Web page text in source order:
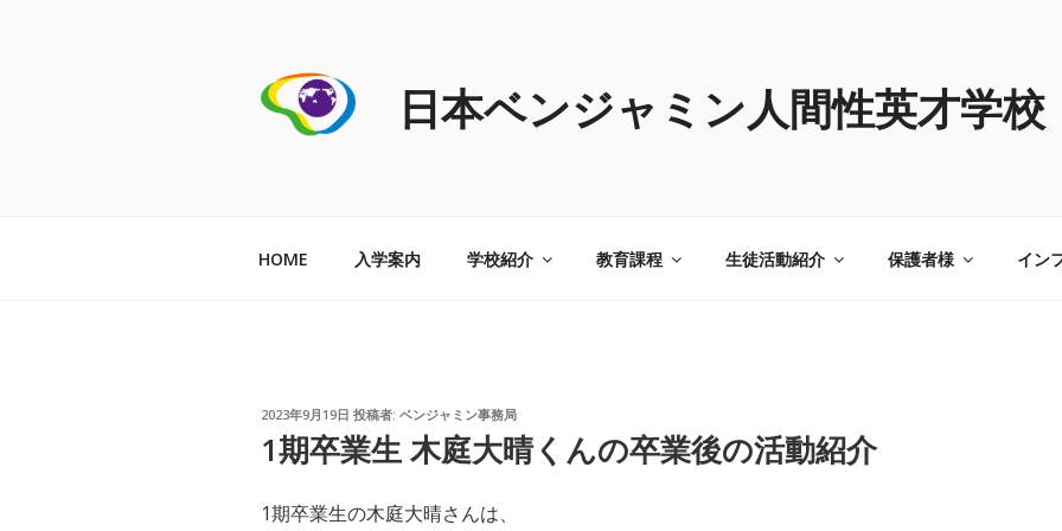
日本ベンジャミン人間性英才学校
HOME 入学案内 学校紹介 教育課程 生徒活動紹介 保護者様 イン
投
日:
2023年9月19日 投稿者: ベンジャミン事務局
1期卒業生 木庭大晴くんの卒業後の活動紹介
1期卒業生の木庭大晴さんは、